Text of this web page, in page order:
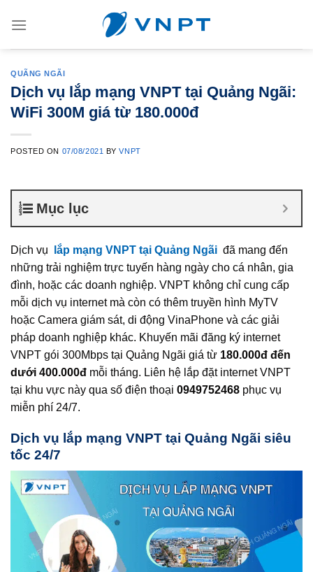
QUÃNG NGÃI
Dịch vụ lắp mạng VNPT tại Quảng Ngãi:
WiFi 300M giá từ 180.000đ
POSTED ON 07/08/2021 BYVNPT
Mục lục
Dịch vụ lắp mạng VNPT tại Quảng Ngãi đã mang đến
những trải nghiệm trực tuyến hàng ngày cho cá nhân, gia
đình, hoặc các doanh nghiệp. VNPT không chỉ cung cấp
mỗi dịch vụ internet mà còn có thêm truyền hình MyTV
hoặc Camera giám sát, di động VinaPhone và các giải
pháp doanh nghiệp khác. Khuyến mãi đăng ký internet
VNPT gói 300Mbps tại Quảng Ngãi giá từ 180.000đ đến
dưới 400.000đ mỗi tháng. Liên hệ lắp đặt internet VNPT
tại khu vực này qua số điện thoại 0949752468 phục vụ
miễn phí 24/7.
Dịch vụ lắp mạng VNPT tại Quảng Ngãi siêu
tốc 24/7